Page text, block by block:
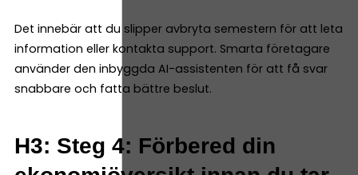
Det innebär att du slipper avbryta semestern för att leta
information eller kontakta support. Smarta företagare
använder den inbyggda AI-assistenten för att få svar
snabbare och fatta bättre beslut.
H3: Steg 4: Förbered din